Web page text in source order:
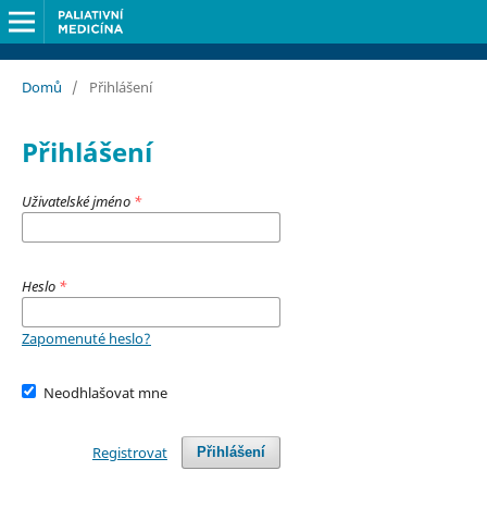
Domů / Přihlášení
Přihlášení
Uživatelské jméno *
Heslo *
Zapomenuté heslo?
Neodhlašovat mne
Přihlášení
Registrovat